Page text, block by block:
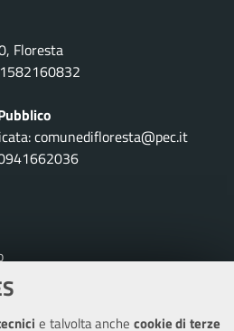
e talvolta anche cookie di terze
Floresta
comunedifloresta@pec.it